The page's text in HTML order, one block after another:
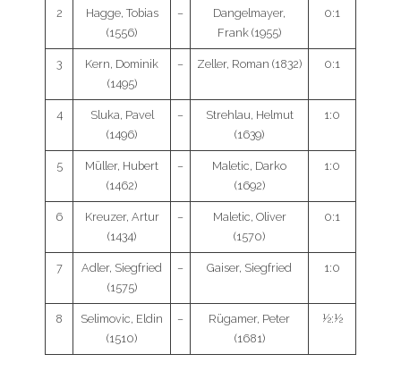
2
Hagge, Tobias
(1556)
–
Dangelmayer,
Frank (1955)
0:1
3
Kern, Dominik
(1495)
– Zeller, Roman (1832) 0:1
4
Sluka, Pavel
(1496)
–
Strehlau, Helmut
(1639)
1:0
5
Müller, Hubert
(1462)
–
Maletic, Darko
(1692)
1:0
6
Kreuzer, Artur
(1434)
–
Maletic, Oliver
(1570)
0:1
7
Adler, Siegfried
(1575)
– Gaiser, Siegfried 1:0
8
Selimovic, Eldin
(1510)
–
Rügamer, Peter
(1681)
½:½